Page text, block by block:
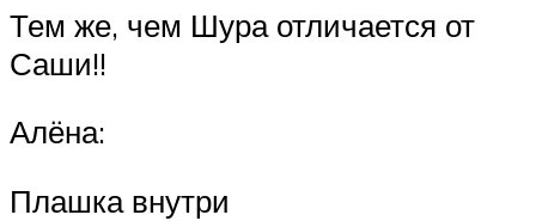
Тем же, чем Шура отличается от
Саши!!
Алёна:
Плашка внутри